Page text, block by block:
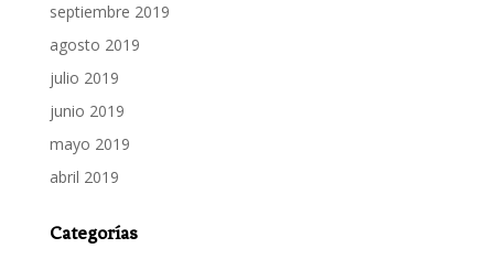
septiembre 2019
agosto 2019
julio 2019
junio 2019
mayo 2019
abril 2019
Categorías